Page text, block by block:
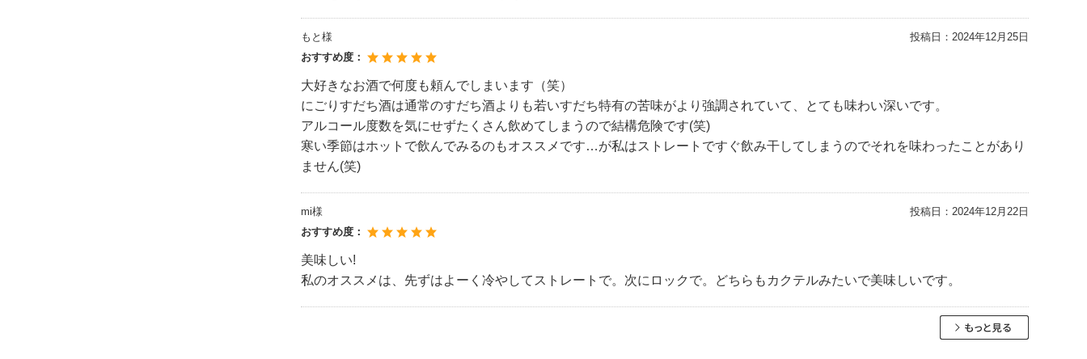
もと様 投稿日： 2024年12月25日
おすすめ度：
大好きなお酒で何度も頼んでしまいます（笑）
にごりすだち酒は通常のすだち酒よりも若いすだち特有の苦味がより強調されていて、とても味わい深いです。
アルコール度数を気にせずたくさん飲めてしまうので結構危険です(笑)
寒い季節はホットで飲んでみるのもオススメです…が私はストレートですぐ飲み干してしまうのでそれを味わったことがあり
ません(笑)
mi様 投稿日： 2024年12月22日
おすすめ度：
美味しい!
私のオススメは、先ずはよーく冷やしてストレートで。次にロックで。どちらもカクテルみたいで美味しいです。